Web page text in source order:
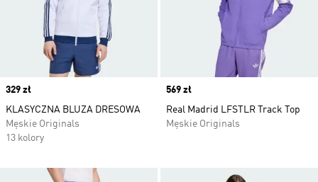
Price
329 zł
KLASYCZNA BLUZA DRESOWA
Męskie Originals
13 kolory
Price
569 zł
Real Madrid LFSTLR Track Top
Męskie Originals